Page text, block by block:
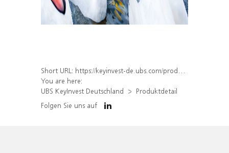
Short URL: https://keyinvest-de.ubs.com/produkt/detail/index/isin/DE000WA8W190
You are here:
UBS KeyInvest Deutschland
Produktdetail
Folgen Sie uns auf